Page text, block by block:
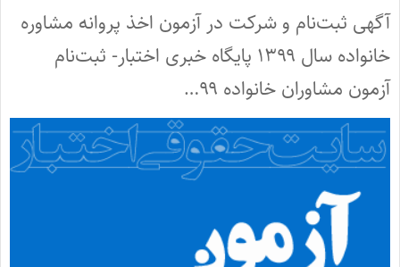
آگهی ثبت‌نام و شرکت در آزمون اخذ پروانه مشاوره
خانواده سال ۱۳۹۹ پایگاه خبری اختبار- ثبت‌نام
آزمون مشاوران خانواده ۹۹…